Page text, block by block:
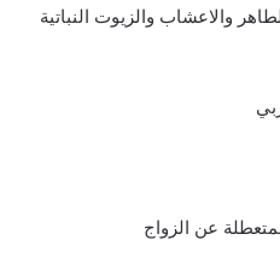
والاعشاب والزيوت النباتية